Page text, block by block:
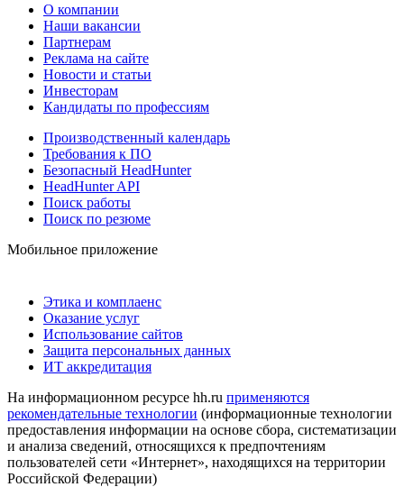
О компании
Наши вакансии
Партнерам
Реклама на сайте
Новости и статьи
Инвесторам
Кандидаты по профессиям
Производственный календарь
Требования к ПО
Безопасный HeadHunter
HeadHunter API
Поиск работы
Поиск по резюме
Мобильное приложение
Этика и комплаенс
Оказание услуг
Использование сайтов
Защита персональных данных
ИТ аккредитация
На информационном ресурсе hh.ru применяются
рекомендательные технологии (информационные технологии
предоставления информации на основе сбора, систематизации
и анализа сведений, относящихся к предпочтениям
пользователей сети «Интернет», находящихся на территории
Российской Федерации)